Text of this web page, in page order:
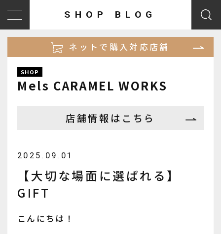
SHOP BLOG
ネットで購入対応店舗
SHOP
Mels CARAMEL WORKS
店舗情報はこちら
2025.09.01
【大切な場面に選ばれる】
GIFT
こんにちは！